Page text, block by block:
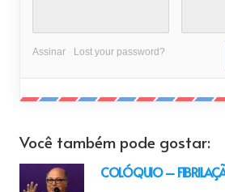
Assinar Lost your password?
Você também pode gostar:
COLÓQUIO –